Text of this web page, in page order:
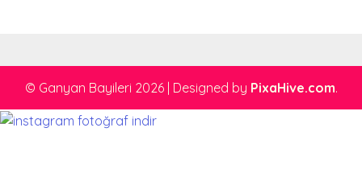
© Ganyan Bayileri 2026 Designed by PixaHive.com.